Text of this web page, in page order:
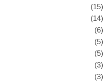
(15)
(14)
(6)
(5)
(5)
(3)
(3)